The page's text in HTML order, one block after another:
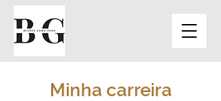
Minha carreira